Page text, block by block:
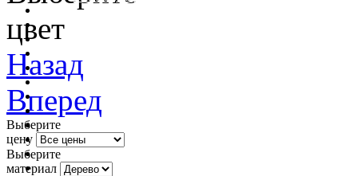
цвет
Назад
Вперед
Выберите
цену
Выберите
материал